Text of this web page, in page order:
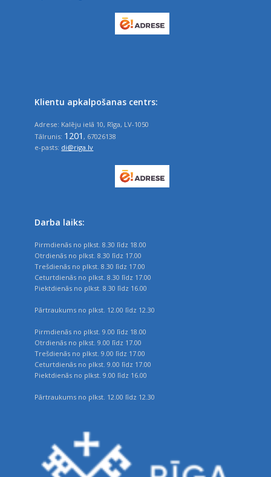
Klientu apkalpošanas centrs:
Adrese: Kalēju ielā 10, Rīga, LV-1050
Tālrunis: 1201, 67026138
e-pasts: di@riga.lv
Darba laiks:
Pirmdienās no plkst. 8.30 līdz 18.00
Otrdienās no plkst. 8.30 līdz 17.00
Trešdienās no plkst. 8.30 līdz 17.00
Ceturtdienās no plkst. 8.30 līdz 17.00
Piektdienās no plkst. 8.30 līdz 16.00
Pārtraukums no plkst. 12.00 līdz 12.30
Pirmdienās no plkst. 9.00 līdz 18.00
Otrdienās no plkst. 9.00 līdz 17.00
Trešdienās no plkst. 9.00 līdz 17.00
Ceturtdienās no plkst. 9.00 līdz 17.00
Piektdienās no plkst. 9.00 līdz 16.00
Pārtraukums no plkst. 12.00 līdz 12.30